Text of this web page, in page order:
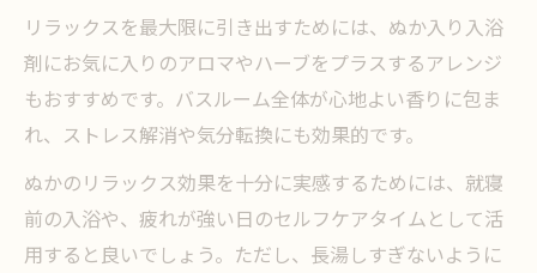
リラックスを最大限に引き出すためには、ぬか入り入浴
剤にお気に入りのアロマやハーブをプラスするアレンジ
もおすすめです。バスルーム全体が心地よい香りに包ま
れ、ストレス解消や気分転換にも効果的です。
ぬかのリラックス効果を十分に実感するためには、就寝
前の入浴や、疲れが強い日のセルフケアタイムとして活
用すると良いでしょう。ただし、長湯しすぎないように